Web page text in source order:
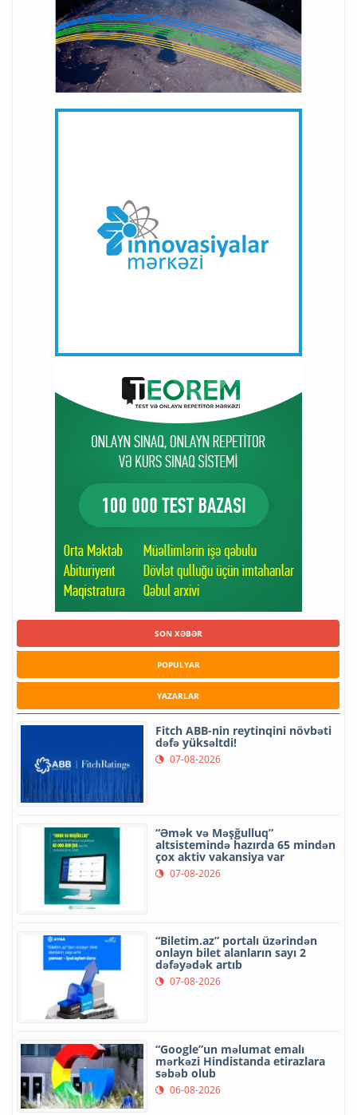
SON XƏBƏR
POPULYAR
YAZARLAR
Fitch ABB-nin reytinqini növbəti
dəfə yüksəltdi!
07-08-2026
“Əmək və Məşğulluq”
altsistemində hazırda 65 mindən
çox aktiv vakansiya var
07-08-2026
“Biletim.az” portalı üzərindən
onlayn bilet alanların sayı 2
dəfəyədək artıb
07-08-2026
“Google”un məlumat emalı
mərkəzi Hindistanda etirazlara
səbəb olub
06-08-2026